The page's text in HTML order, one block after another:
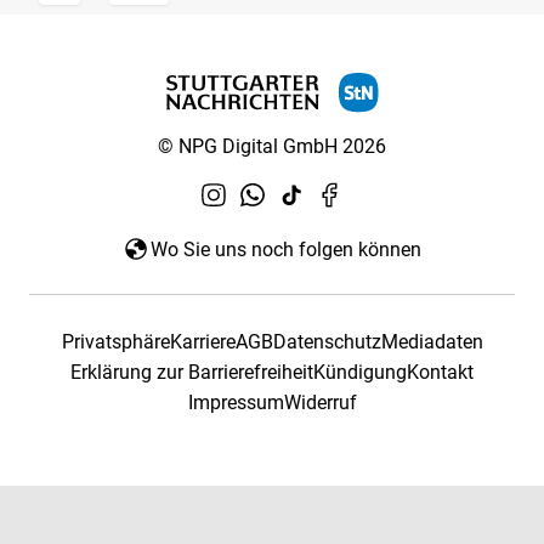
© NPG Digital GmbH 2026
Wo Sie uns noch folgen können
PrivatsphäreKarriereAGBDatenschutzMediadaten
Erklärung zur BarrierefreiheitKündigungKontakt
ImpressumWiderruf